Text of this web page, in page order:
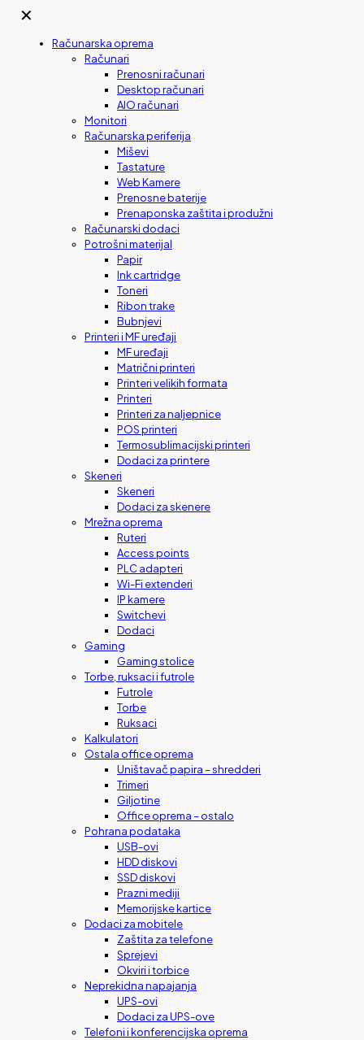
✕
Računarska oprema
Računari
Prenosni računari
Desktop računari
AIO računari
Monitori
Računarska periferija
Miševi
Tastature
Web Kamere
Prenosne baterije
Prenaponska zaštita i produžni
Računarski dodaci
Potrošni materijal
Papir
Ink cartridge
Toneri
Ribon trake
Bubnjevi
Printeri i MF uređaji
MF uređaji
Matrični printeri
Printeri velikih formata
Printeri
Printeri za naljepnice
POS printeri
Termosublimacijski printeri
Dodaci za printere
Skeneri
Skeneri
Dodaci za skenere
Mrežna oprema
Ruteri
Access points
PLC adapteri
Wi-Fi extenderi
IP kamere
Switchevi
Dodaci
Gaming
Gaming stolice
Torbe, ruksaci i futrole
Futrole
Torbe
Ruksaci
Kalkulatori
Ostala office oprema
Uništavač papira – shredderi
Trimeri
Giljotine
Office oprema – ostalo
Pohrana podataka
USB-ovi
HDD diskovi
SSD diskovi
Prazni mediji
Memorijske kartice
Dodaci za mobitele
Zaštita za telefone
Sprejevi
Okviri i torbice
Neprekidna napajanja
UPS-ovi
Dodaci za UPS-ove
Telefoni i konferencijska oprema